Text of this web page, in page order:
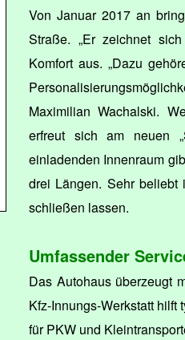
Von Januar 2017 an
Straße. „Er zeichnet
Komfort aus. „Dazu
Maximilian Wachalski.
erfreut sich am neuen
einladenden Innenraum
drei Längen. Sehr beliebt
schließen lassen.
Umfassender
Das Autohaus überzeugt
Kfz-Innungs-Werkstatt
für PKW und